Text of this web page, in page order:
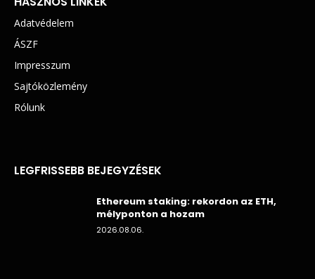
Adatvédelem
ÁSZF
Impresszum
Sajtóközlemény
Rólunk
LEGFRISSEBB BEJEGYZÉSEK
Ethereum staking: rekordon az ETH,
mélyponton a hozam
2026.08.06.